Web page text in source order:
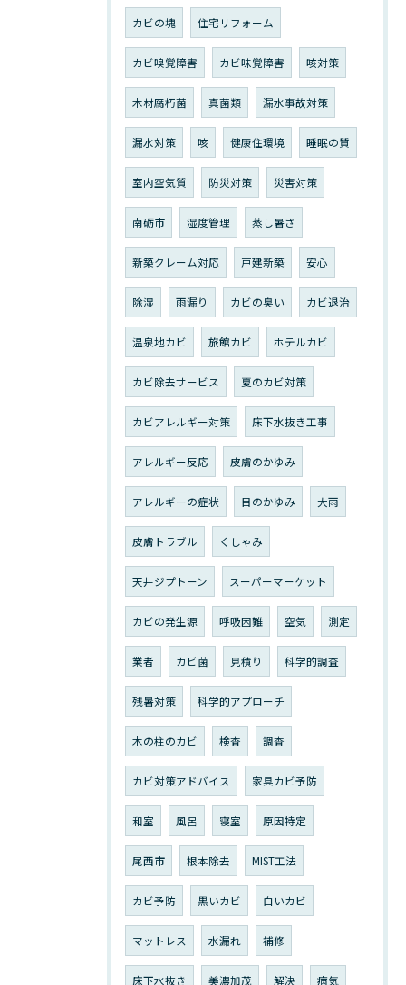
カビの塊 住宅リフォーム
カビ嗅覚障害 カビ味覚障害 咳対策
木材腐朽菌 真菌類 漏水事故対策
漏水対策 咳 健康住環境 睡眠の質
室内空気質 防災対策 災害対策
南砺市 湿度管理 蒸し暑さ
新築クレーム対応 戸建新築 安心
除湿 雨漏り カビの臭い カビ退治
温泉地カビ 旅館カビ ホテルカビ
カビ除去サービス 夏のカビ対策
カビアレルギー対策 床下水抜き工事
アレルギー反応 皮膚のかゆみ
アレルギーの症状 目のかゆみ 大雨
皮膚トラブル くしゃみ
天井ジプトーン スーパーマーケット
カビの発生源 呼吸困難 空気 測定
業者 カビ菌 見積り 科学的調査
残暑対策 科学的アプローチ
木の柱のカビ 検査 調査
カビ対策アドバイス 家具カビ予防
和室 風呂 寝室 原因特定
尾西市 根本除去 MIST工法
カビ予防 黒いカビ 白いカビ
マットレス 水漏れ 補修
床下水抜き 美濃加茂 解決 病気